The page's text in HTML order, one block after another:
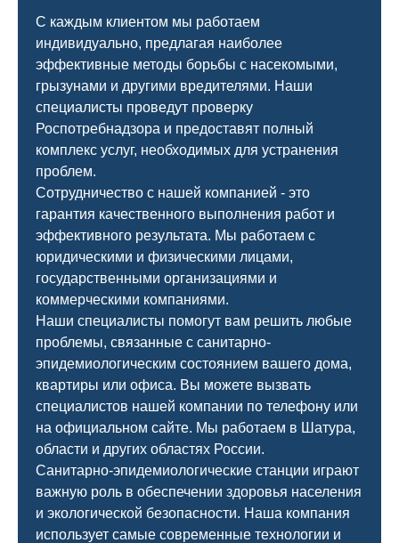
С каждым клиентом мы работаем
индивидуально, предлагая наиболее
эффективные методы борьбы с насекомыми,
грызунами и другими вредителями. Наши
специалисты проведут проверку
Роспотребнадзора и предоставят полный
комплекс услуг, необходимых для устранения
проблем.
Сотрудничество с нашей компанией - это
гарантия качественного выполнения работ и
эффективного результата. Мы работаем с
юридическими и физическими лицами,
государственными организациями и
коммерческими компаниями.
Наши специалисты помогут вам решить любые
проблемы, связанные с санитарно-
эпидемиологическим состоянием вашего дома,
квартиры или офиса. Вы можете вызвать
специалистов нашей компании по телефону или
на официальном сайте. Мы работаем в Шатура,
области и других областях России.
Санитарно-эпидемиологические станции играют
важную роль в обеспечении здоровья населения
и экологической безопасности. Наша компания
использует самые современные технологии и